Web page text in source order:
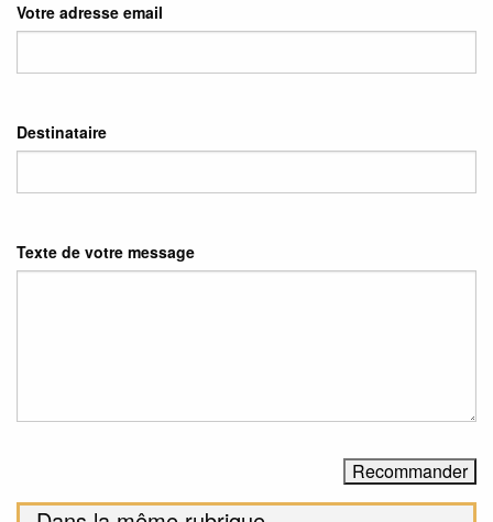
Votre adresse email
Destinataire
Texte de votre message